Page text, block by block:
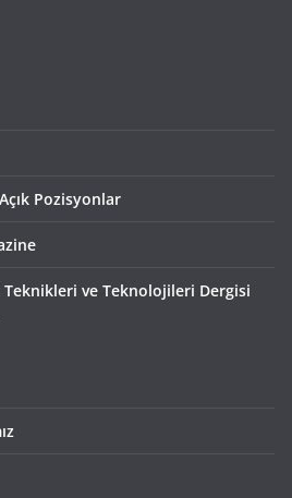
Pozisyonlar
ve Teknolojileri Dergisi